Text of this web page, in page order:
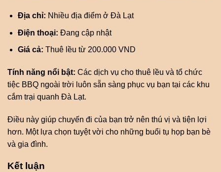
Địa chỉ: Nhiều địa điểm ở Đà Lạt
Điện thoại: Đang cập nhật
Giá cả: Thuê lều từ 200.000 VND
Tính năng nổi bật: Các dịch vụ cho thuê lều và tổ chức
tiệc BBQ ngoài trời luôn sẵn sàng phục vụ bạn tại các khu
cắm trại quanh Đà Lạt.
Điều này giúp chuyến đi của bạn trở nên thú vị và tiện lợi
hơn. Một lựa chọn tuyệt vời cho những buổi tụ họp bạn bè
và gia đình.
Kết luận